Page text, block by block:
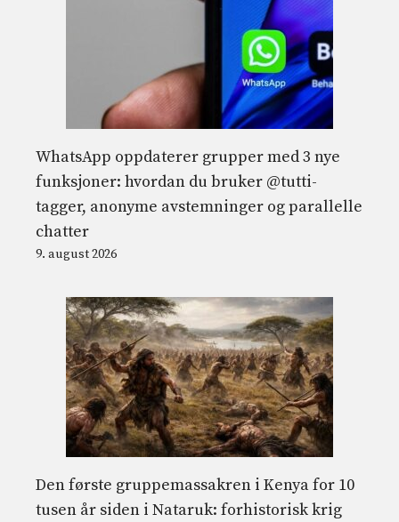
WhatsApp oppdaterer grupper med 3 nye
funksjoner: hvordan du bruker @tutti-
tagger, anonyme avstemninger og parallelle
chatter
9. august 2026
Den første gruppemassakren i Kenya for 10
tusen år siden i Nataruk: forhistorisk krig